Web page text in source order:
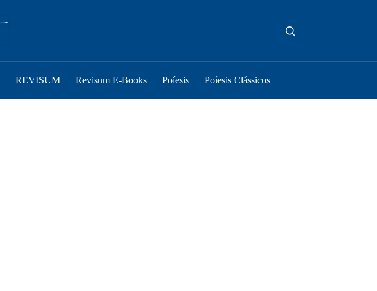
REVISUM Revisum E-Books Poíesis Poíesis Clássicos